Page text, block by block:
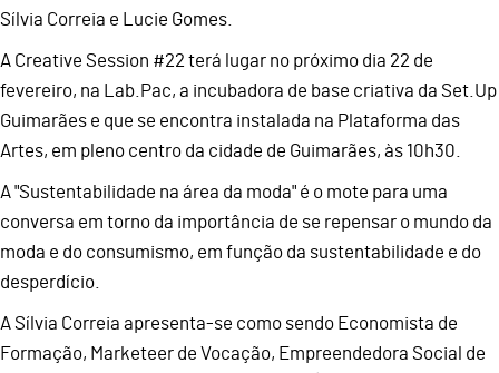
Sílvia Correia e Lucie Gomes.
A Creative Session #22 terá lugar no próximo dia 22 de
fevereiro, na Lab.Pac, a incubadora de base criativa da Set.Up
Guimarães e que se encontra instalada na Plataforma das
Artes, em pleno centro da cidade de Guimarães, às 10h30.
A "Sustentabilidade na área da moda" é o mote para uma
conversa em torno da importância de se repensar o mundo da
moda e do consumismo, em função da sustentabilidade e do
desperdício.
A Sílvia Correia apresenta-se como sendo Economista de
Formação, Marketeer de Vocação, Empreendedora Social de